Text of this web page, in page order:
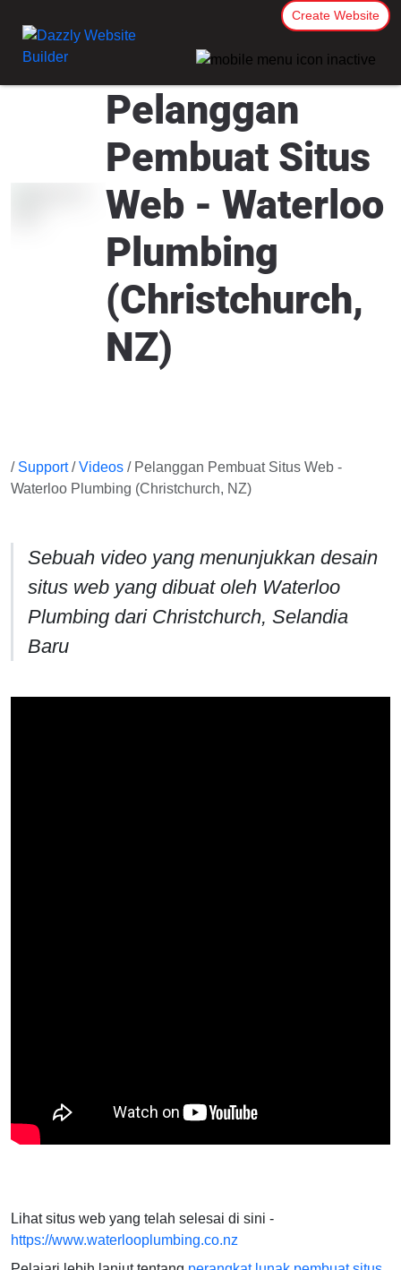
Create Website
Pelanggan
Pembuat Situs
Web - Waterloo
Plumbing
(Christchurch,
NZ)
/ Support/Videos / Pelanggan Pembuat Situs Web -
Waterloo Plumbing (Christchurch, NZ)
Sebuah video yang menunjukkan desain
situs web yang dibuat oleh Waterloo
Plumbing dari Christchurch, Selandia
Baru
Lihat situs web yang telah selesai di sini -
https://www.waterlooplumbing.co.nz